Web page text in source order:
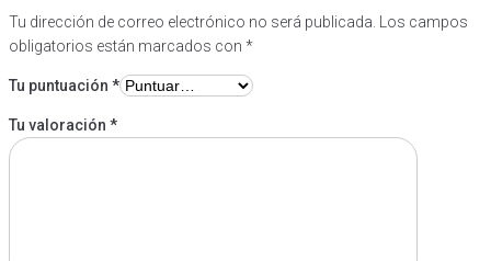
Tu dirección de correo electrónico no será publicada. Los campos
obligatorios están marcados con *
Tu puntuación *
Tu valoración *